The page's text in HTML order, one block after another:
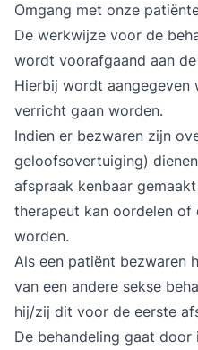
Omgang met onze
De werkwijze voor de
wordt voorafgaand aan
Hierbij wordt aangegeven
verricht gaan worden.
Indien er bezwaren zijn
geloofsovertuiging)
afspraak kenbaar
therapeut kan oordelen of
worden.
Als een patiënt bezwaren
van een andere sekse
hij/zij dit voor de eerste
De behandeling gaat